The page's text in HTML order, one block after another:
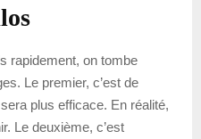
rapidement, on tombe
Le premier, c’est de
plus efficace. En réalité,
Le deuxième, c’est